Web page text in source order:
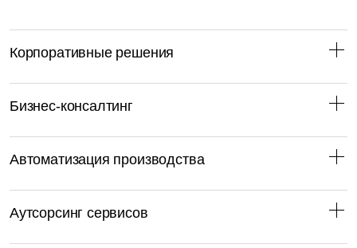
Корпоративные решения
Бизнес-консалтинг
Автоматизация производства
Аутсорсинг сервисов